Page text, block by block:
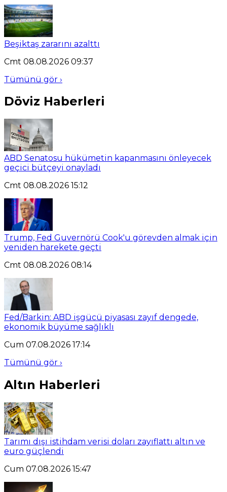
Beşiktaş zararını azalttı
Cmt 08.08.2026 09:37
Tümünü gör ›
Döviz Haberleri
ABD Senatosu hükümetin kapanmasını önleyecek
geçici bütçeyi onayladı
Cmt 08.08.2026 15:12
Trump, Fed Guvernörü Cook'u görevden almak için
yeniden harekete geçti
Cmt 08.08.2026 08:14
Fed/Barkin: ABD işgücü piyasası zayıf dengede,
ekonomik büyüme sağlıklı
Cum 07.08.2026 17:14
Tümünü gör ›
Altın Haberleri
Tarımı dışı istihdam verisi doları zayıflattı altın ve
euro güçlendi
Cum 07.08.2026 15:47